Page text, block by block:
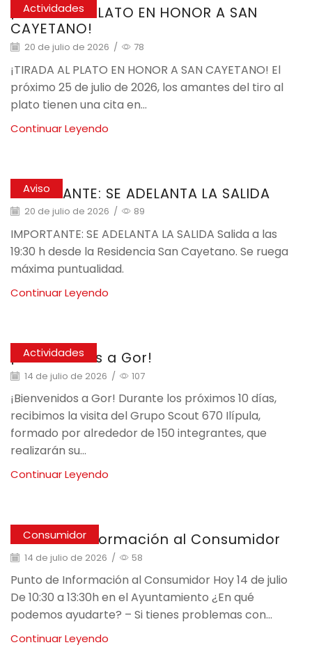
Actividades
¡TIRADA AL PLATO EN HONOR A SAN
CAYETANO!
20 de julio de 2026 / 78
¡TIRADA AL PLATO EN HONOR A SAN CAYETANO! El
próximo 25 de julio de 2026, los amantes del tiro al
plato tienen una cita en...
Continuar Leyendo
Aviso
IMPORTANTE: SE ADELANTA LA SALIDA
20 de julio de 2026 / 89
IMPORTANTE: SE ADELANTA LA SALIDA Salida a las
19:30 h desde la Residencia San Cayetano. Se ruega
máxima puntualidad.
Continuar Leyendo
Actividades
¡Bienvenidos a Gor!
14 de julio de 2026 / 107
¡Bienvenidos a Gor! Durante los próximos 10 días,
recibimos la visita del Grupo Scout 670 Ilípula,
formado por alrededor de 150 integrantes, que
realizarán su...
Continuar Leyendo
Consumidor
Punto de Información al Consumidor
14 de julio de 2026 / 58
Punto de Información al Consumidor Hoy 14 de julio
De 10:30 a 13:30h en el Ayuntamiento ¿En qué
podemos ayudarte? – Si tienes problemas con...
Continuar Leyendo